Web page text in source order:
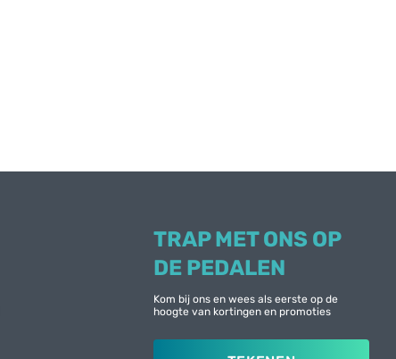
TRAP MET ONS OP
DE PEDALEN
Kom bij ons en wees als eerste op de
hoogte van kortingen en promoties